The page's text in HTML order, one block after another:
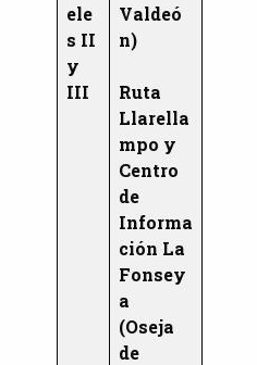
ele
s II
y
III
Valdeó
n)
Ruta
Llarella
mpo y
Centro
de
Informa
ción La
Fonsey
a
(Oseja
de